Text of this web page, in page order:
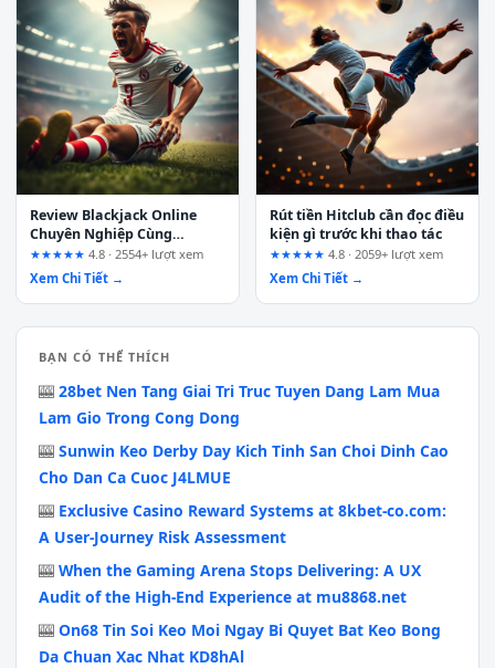
Review Blackjack Online
Chuyên Nghiệp Cùng
smurfit-stone.net: Mổ Xẻ
Quảng Cáo Bằng Danh Sách
★★★★★ 4.8 · 2554+ lượt xem
Xem Chi Tiết →
Rút tiền Hitclub cần đọc điều
kiện gì trước khi thao tác
★★★★★ 4.8 · 2059+ lượt xem
Xem Chi Tiết →
BẠN CÓ THỂ THÍCH
🎰 28bet Nen Tang Giai Tri Truc Tuyen Dang Lam Mua
Lam Gio Trong Cong Dong
🎰 Sunwin Keo Derby Day Kich Tinh San Choi Dinh Cao
Cho Dan Ca Cuoc J4LMUE
🎰 Exclusive Casino Reward Systems at 8kbet-co.com:
A User-Journey Risk Assessment
🎰 When the Gaming Arena Stops Delivering: A UX
Audit of the High-End Experience at mu8868.net
🎰 On68 Tin Soi Keo Moi Ngay Bi Quyet Bat Keo Bong
Da Chuan Xac Nhat KD8hAl